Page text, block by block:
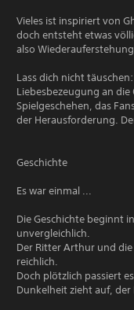
Vieles ist inspiriert von
doch entsteht etwas
also
Lass dich nicht
Liebesbezeugung an
Spielgeschehen, das
der Herausforderung.
Geschichte
Es war einmal ...
Die Geschichte beginnt
unvergleichlich.
Der Ritter Arthur und
reichlich.
Doch plötzlich passiert
Dunkelheit zieht auf,